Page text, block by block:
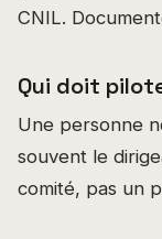
CNIL.
Qui doit
Une personne
souvent le
comité, pas un